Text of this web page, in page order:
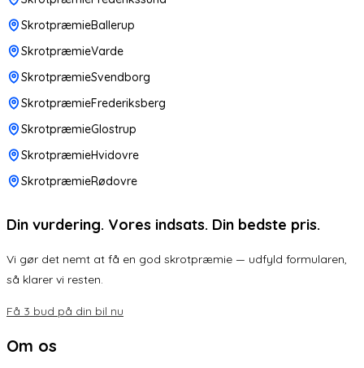
SkrotpræmieBallerup
SkrotpræmieVarde
SkrotpræmieSvendborg
SkrotpræmieFrederiksberg
SkrotpræmieGlostrup
SkrotpræmieHvidovre
SkrotpræmieRødovre
Din vurdering. Vores indsats. Din bedste pris.
Vi gør det nemt at få en god skrotpræmie — udfyld formularen,
så klarer vi resten.
Få 3 bud på din bil nu
Om os